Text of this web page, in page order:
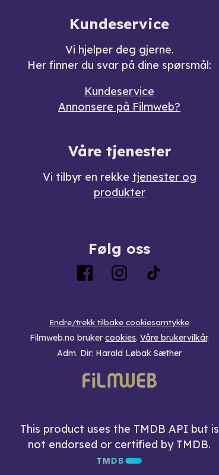
Kundeservice
Vi hjelper deg gjerne.
Her finner du svar på dine spørsmål:
Kundeservice
Annonsere på Filmweb?
Våre tjenester
Vi tilbyr en rekke tjenester og
produkter
Følg oss
Endre/trekk tilbake cookiesamtykke
Filmweb.no bruker cookies. Våre brukervilkår.
Adm. Dir: Harald Løbak Sæther
This product uses the TMDB API but is
not endorsed or certified by TMDB.